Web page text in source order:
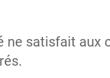
ne satisfait aux